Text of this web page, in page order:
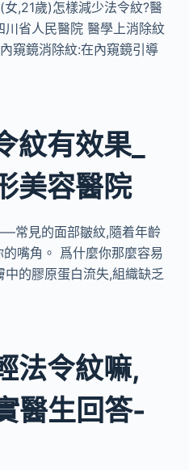
,21歲)怎樣減少法令紋?醫
省人民醫院 醫學上消除紋
窺鏡消除紋:在內窺鏡引導
紋有效果_
美容醫院
常見的面部皺紋,隨着年齡
嘴角。 爲什麼你那麼容易
的膠原蛋白流失,組織缺乏
法令紋嘛,
醫生回答-